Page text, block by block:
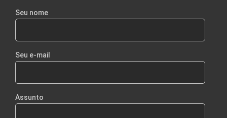
Seu nome
Seu e-mail
Assunto